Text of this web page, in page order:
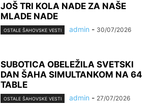
JOŠ TRI KOLA NADE ZA NAŠE
MLADE NADE
OSTALE ŠAHOVSKE VESTI admin - 30/07/2026
SUBOTICA OBELEŽILA SVETSKI
DAN ŠAHA SIMULTANKOM NA 64
TABLE
OSTALE ŠAHOVSKE VESTI admin - 27/07/2026